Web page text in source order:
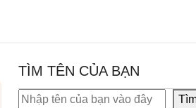
TÌM TÊN CỦA BẠN
Tìm kiếm